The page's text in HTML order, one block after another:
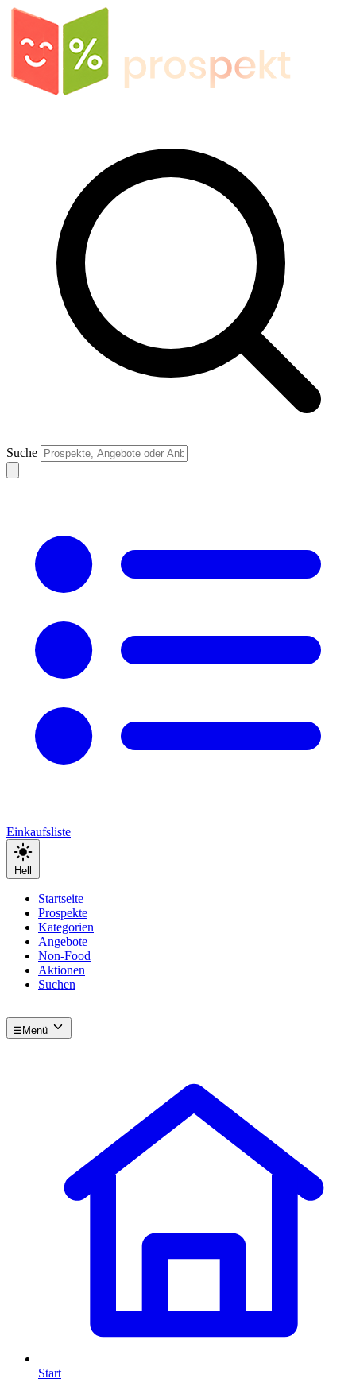
Suche
Einkaufsliste
Hell
Startseite
Prospekte
Kategorien
Angebote
Non-Food
Aktionen
Suchen
☰ Menü
Start